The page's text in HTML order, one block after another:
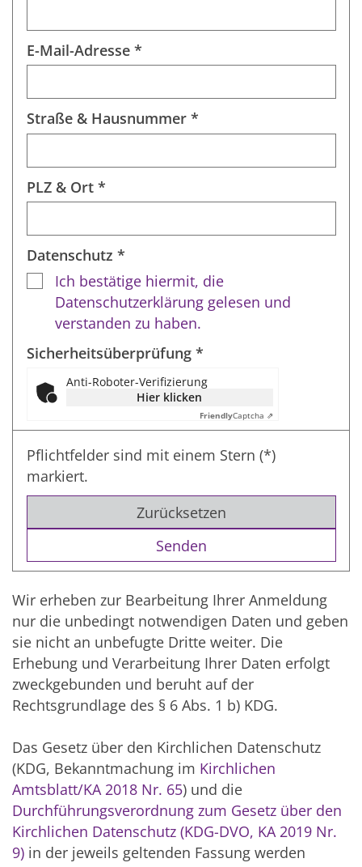
E-Mail-Adresse *
Straße & Hausnummer *
PLZ & Ort *
Datenschutz *
Ich bestätige hiermit, die
Datenschutzerklärung gelesen und
verstanden zu haben.
Sicherheitsüberprüfung *
Anti-Roboter-Verifizierung
Hier klicken
FriendlyCaptcha ⇗
Pflichtfelder sind mit einem Stern (*)
markiert.
Zurücksetzen
Wir erheben zur Bearbeitung Ihrer Anmeldung
nur die unbedingt notwendigen Daten und geben
sie nicht an unbefugte Dritte weiter. Die
Erhebung und Verarbeitung Ihrer Daten erfolgt
zweckgebunden und beruht auf der
Rechtsgrundlage des § 6 Abs. 1 b) KDG.
Das Gesetz über den Kirchlichen Datenschutz
(KDG, Bekanntmachung im Kirchlichen
Amtsblatt/KA 2018 Nr. 65) und die
Durchführungsverordnung zum Gesetz über den
Kirchlichen Datenschutz (KDG-DVO, KA 2019 Nr.
9) in der jeweils geltenden Fassung werden